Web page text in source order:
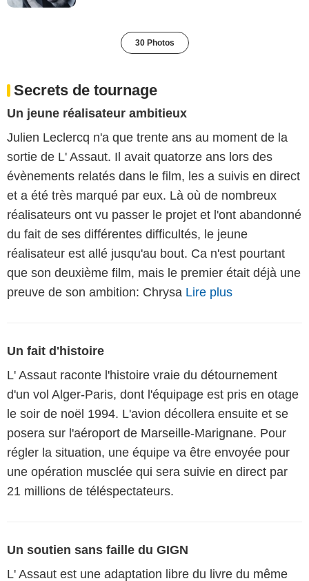
30 Photos
Secrets de tournage
Un jeune réalisateur ambitieux
Julien Leclercq n'a que trente ans au moment de la
sortie de L' Assaut. Il avait quatorze ans lors des
évènements relatés dans le film, les a suivis en direct
et a été très marqué par eux. Là où de nombreux
réalisateurs ont vu passer le projet et l'ont abandonné
du fait de ses différentes difficultés, le jeune
réalisateur est allé jusqu'au bout. Ca n'est pourtant
que son deuxième film, mais le premier était déjà une
preuve de son ambition: Chrysa Lire plus
Un fait d'histoire
L' Assaut raconte l'histoire vraie du détournement
d'un vol Alger-Paris, dont l'équipage est pris en otage
le soir de noël 1994. L'avion décollera ensuite et se
posera sur l'aéroport de Marseille-Marignane. Pour
régler la situation, une équipe va être envoyée pour
une opération musclée qui sera suivie en direct par
21 millions de téléspectateurs.
Un soutien sans faille du GIGN
L' Assaut est une adaptation libre du livre du même